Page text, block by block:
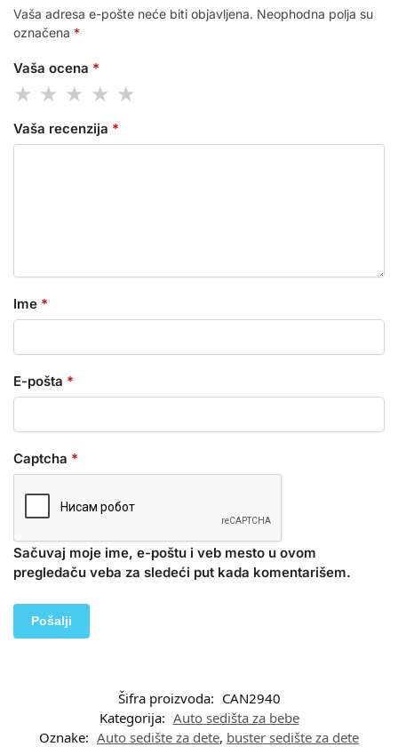
Vaša adresa e-pošte neće biti objavljena. Neophodna polja su
označena *
Vaša ocena *
Vaša recenzija *
Ime *
E-pošta *
Captcha *
Sačuvaj moje ime, e-poštu i veb mesto u ovom
pregledaču veba za sledeći put kada komentarišem.
Šifra proizvoda: CAN2940
Kategorija: Auto sedišta za bebe
Oznake: Auto sedište za dete, buster sedište za dete